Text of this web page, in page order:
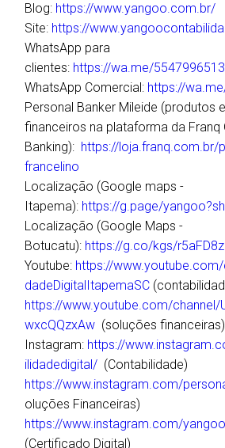
Blog: https://www.yangoo.com.br/
Site: https://
WhatsApp para
clientes: https://wa.me/
WhatsApp Comercial: https://
Personal Banker Mileide (produtos
financeiros na plataforma da Franq
Banking): https://loja.franq.com.br/
francelino
Localização (Google maps -
Itapema): https://g.page/
Localização (Google Maps -
Botucatu): https://g.co/kgs/r5aFD8z
Youtube: https://
dadeDigitalItapemaSC
https://www.youtube.com/channel/
wxcQQzxAw (soluções financeiras)
Instagram: https://
ilidadedigital/ (Contabilidade)
https://www.instagram.com/
oluções Financeiras)
https://www.instagram.com/
(Certificado Digital)